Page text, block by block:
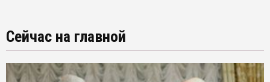
Сейчас на главной